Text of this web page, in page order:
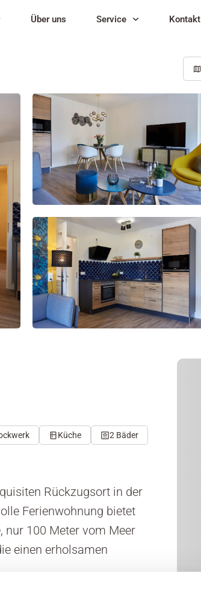
Über uns Service Kontakt
Küche
2 Bäder
Rückzugsort in der
Ferienwohnung bietet
nur 100 Meter vom Meer
einen erholsamen